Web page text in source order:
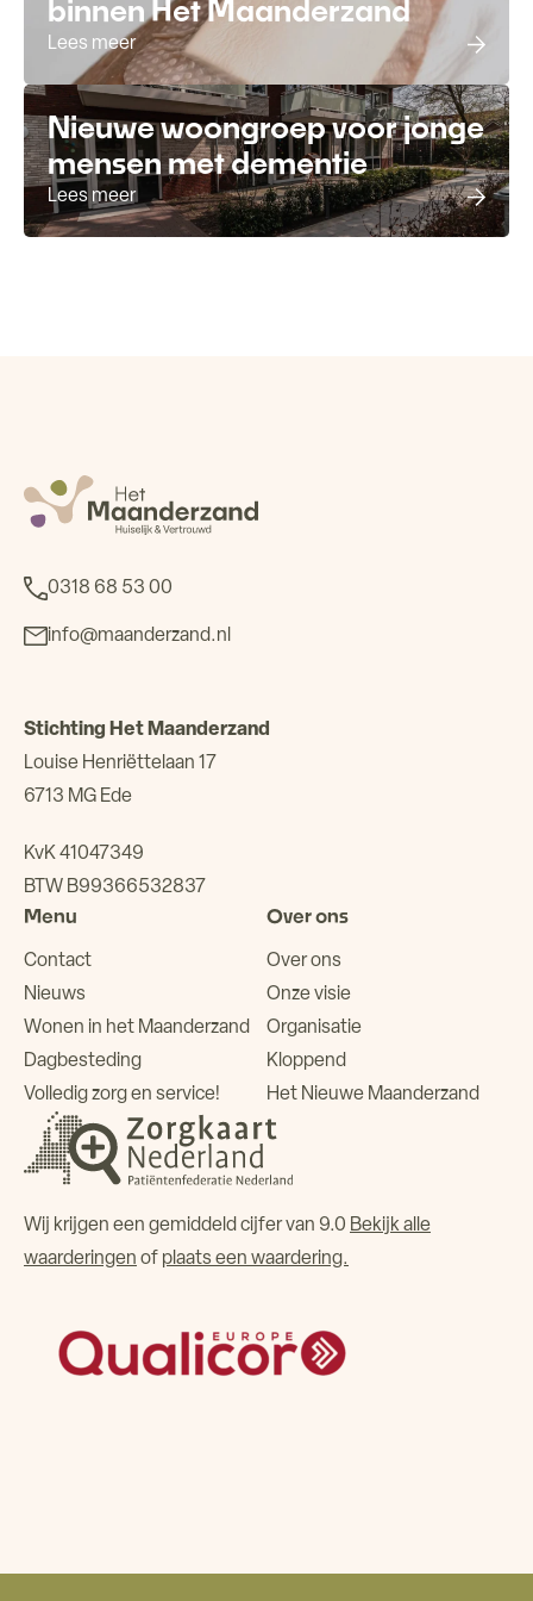
binnen Het Maanderzand
Lees meer
Nieuwe woongroep voor jonge
mensen met dementie
Lees meer
0318 68 53 00
info@maanderzand.nl
Stichting Het Maanderzand
Louise Henriëttelaan 17
6713 MG Ede
KvK 41047349
BTW B99366532837
Menu
Contact
Nieuws
Wonen in het Maanderzand
Dagbesteding
Volledig zorg en service!
Over ons
Over ons
Onze visie
Organisatie
Kloppend
Het Nieuwe Maanderzand
Wij krijgen een gemiddeld cijfer van 9.0 Bekijk alle
waarderingen of plaats een waardering.